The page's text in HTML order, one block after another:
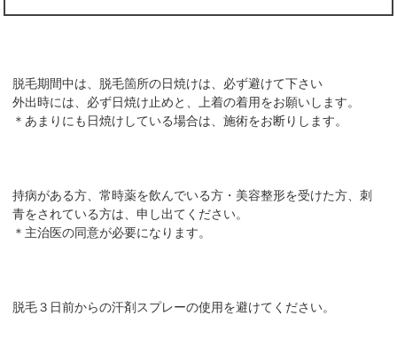
脱毛期間中は、脱毛箇所の日焼けは、必ず避けて下さい
外出時には、必ず日焼け止めと、上着の着用をお願いします。
＊あまりにも日焼けしている場合は、施術をお断りします。
持病がある方、常時薬を飲んでいる方・美容整形を受けた方、刺
青をされている方は、申し出てください。
＊主治医の同意が必要になります。
脱毛３日前からの汗剤スプレーの使用を避けてください。